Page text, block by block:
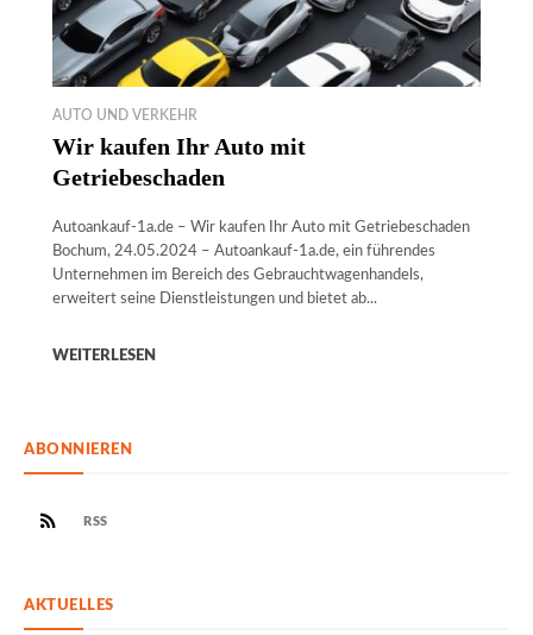
AUTO UND VERKEHR
Wir kaufen Ihr Auto mit
Getriebeschaden
Autoankauf-1a.de – Wir kaufen Ihr Auto mit Getriebeschaden
Bochum, 24.05.2024 – Autoankauf-1a.de, ein führendes
Unternehmen im Bereich des Gebrauchtwagenhandels,
erweitert seine Dienstleistungen und bietet ab...
WEITERLESEN
ABONNIEREN
RSS
AKTUELLES